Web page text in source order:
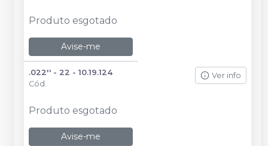
Produto esgotado
Avise-me
.022'' - 22 - 10.19.124
Cód.
Ver info
Produto esgotado
Avise-me